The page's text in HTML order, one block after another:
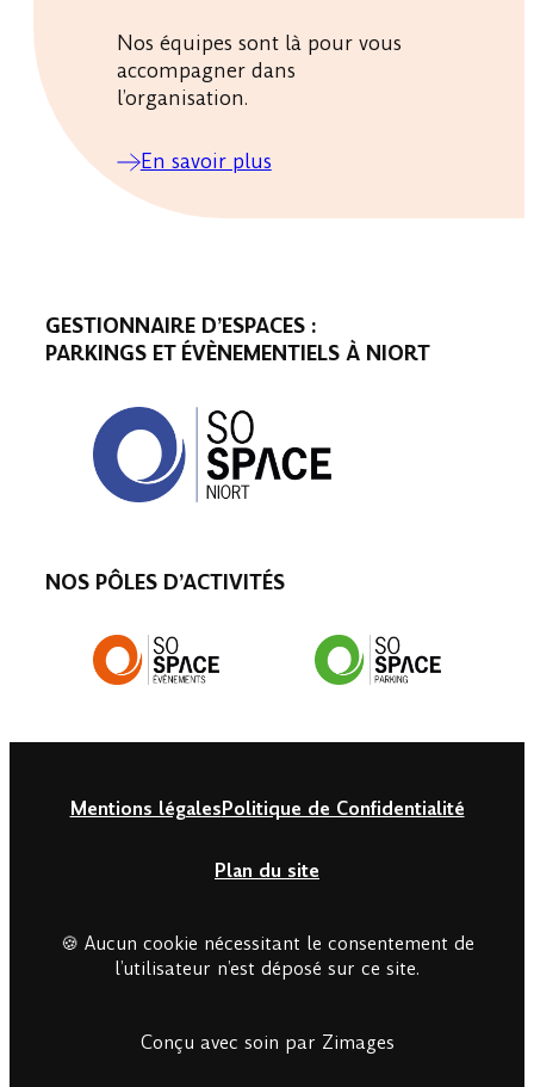
Nos équipes sont là pour vous
accompagner dans
l’organisation.
En savoir plus
GESTIONNAIRE D’ESPACES :
PARKINGS ET ÉVÈNEMENTIELS À NIORT
NOS PÔLES D’ACTIVITÉS
Mentions légalesPolitique de Confidentialité
Plan du site
🍪 Aucun cookie nécessitant le consentement de
l’utilisateur n’est déposé sur ce site.
Conçu avec soin par Zimages